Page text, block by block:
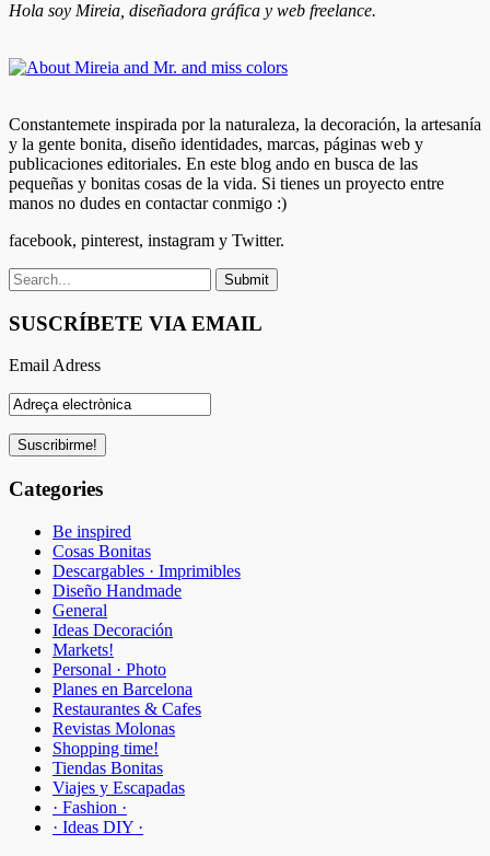
Hola soy Mireia, diseñadora gráfica y web freelance.
Constantemete inspirada por la naturaleza, la decoración, la artesanía
y la gente bonita, diseño identidades, marcas, páginas web y
publicaciones editoriales. En este blog ando en busca de las
pequeñas y bonitas cosas de la vida. Si tienes un proyecto entre
manos no dudes en contactar conmigo :)
facebook, pinterest, instagram y Twitter.
SUSCRÍBETE VIA EMAIL
Email Adress
Categories
Be inspired
Cosas Bonitas
Descargables · Imprimibles
Diseño Handmade
General
Ideas Decoración
Markets!
Personal · Photo
Planes en Barcelona
Restaurantes & Cafes
Revistas Molonas
Shopping time!
Tiendas Bonitas
Viajes y Escapadas
· Fashion ·
· Ideas DIY ·